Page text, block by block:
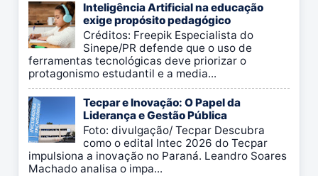
Inteligência Artificial na educação
exige propósito pedagógico
Créditos: Freepik Especialista do
Sinepe/PR defende que o uso de
ferramentas tecnológicas deve priorizar o
protagonismo estudantil e a media...
Tecpar e Inovação: O Papel da
Liderança e Gestão Pública
Foto: divulgação/ Tecpar Descubra
como o edital Intec 2026 do Tecpar
impulsiona a inovação no Paraná. Leandro Soares
Machado analisa o impa...